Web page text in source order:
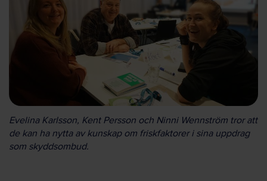
Evelina Karlsson, Kent Persson och Ninni Wennström tror att
de kan ha nytta av kunskap om friskfaktorer i sina uppdrag
som skyddsombud.